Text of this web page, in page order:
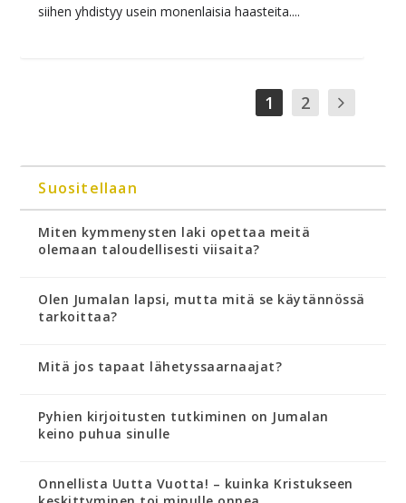
siihen yhdistyy usein monenlaisia haasteita....
1 2
Suositellaan
Miten kymmenysten laki opettaa meitä
olemaan taloudellisesti viisaita?
Olen Jumalan lapsi, mutta mitä se käytännössä
tarkoittaa?
Mitä jos tapaat lähetyssaarnaajat?
Pyhien kirjoitusten tutkiminen on Jumalan
keino puhua sinulle
Onnellista Uutta Vuotta! – kuinka Kristukseen